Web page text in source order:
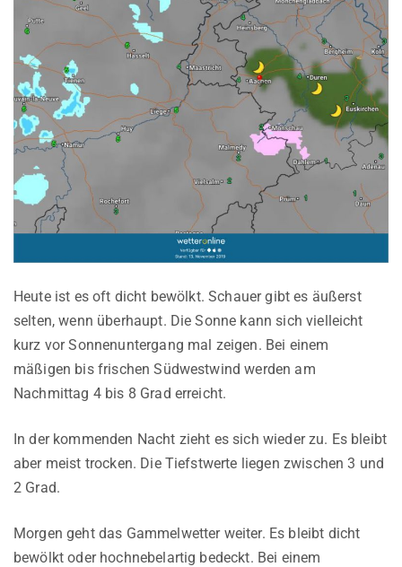
Heute ist es oft dicht bewölkt. Schauer gibt es äußerst
selten, wenn überhaupt. Die Sonne kann sich vielleicht
kurz vor Sonnenuntergang mal zeigen. Bei einem
mäßigen bis frischen Südwestwind werden am
Nachmittag 4 bis 8 Grad erreicht.
In der kommenden Nacht zieht es sich wieder zu. Es bleibt
aber meist trocken. Die Tiefstwerte liegen zwischen 3 und
2 Grad.
Morgen geht das Gammelwetter weiter. Es bleibt dicht
bewölkt oder hochnebelartig bedeckt. Bei einem